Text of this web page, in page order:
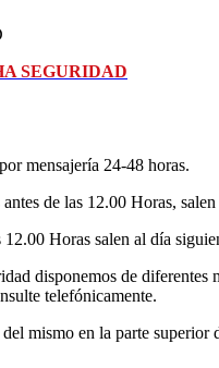
SEGURIDAD
mensajería 24-48 horas.
de las 12.00 Horas,
Horas salen al día
disponemos de diferentes
telefónicamente.
mismo en la parte superior